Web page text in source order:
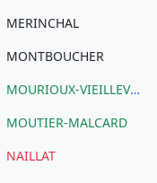
MERINCHAL
MONTBOUCHER
MOURIOUX-VIEILLEVILLE
MOUTIER-MALCARD
NAILLAT